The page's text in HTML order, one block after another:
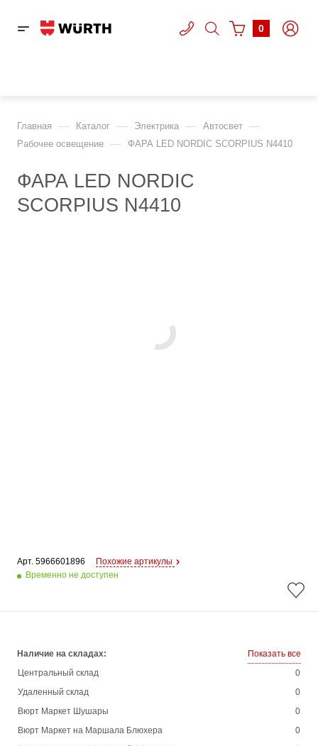
0
Главная — Каталог — Электрика — Автосвет —
Рабочее освещение — ФАРА LED NORDIC SCORPIUS N4410
ФАРА LED NORDIC
SCORPIUS N4410
Арт. 5966601896
Похожие артикулы
Временно не доступен
Наличие на складах:
Показать все
Центральный склад
0
Удаленный склад
0
Вюрт Маркет Шушары
0
Вюрт Маркет на Маршала Блюхера
0